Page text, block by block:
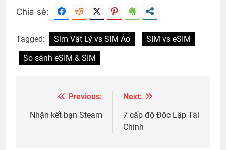
Chia sẻ:
Tagged: Sim Vật Lý vs SIM Ảo
SIM vs eSIM
So sánh eSIM & SIM
navigation
Previous:
Nhận kết bạn Steam
Next:
7 cấp độ Độc Lập Tài
Chính